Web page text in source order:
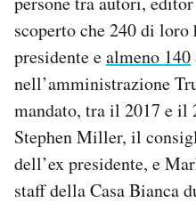
scoperto che 240 di loro
presidente ealmeno 140
nell’amministrazione
mandato, tra il 2017 e il
Stephen Miller, il
dell’ex presidente, e
staff della Casa Bianca